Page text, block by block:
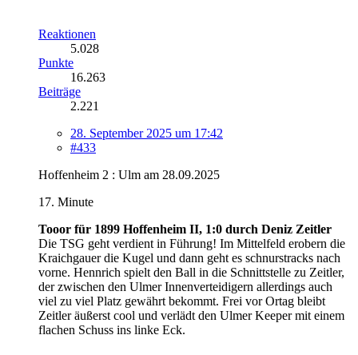
Reaktionen
5.028
Punkte
16.263
Beiträge
2.221
28. September 2025 um 17:42
#433
Hoffenheim 2 : Ulm am 28.09.2025
17. Minute
Tooor für 1899 Hoffenheim II, 1:0 durch Deniz Zeitler
Die TSG geht verdient in Führung! Im Mittelfeld erobern die
Kraichgauer die Kugel und dann geht es schnurstracks nach
vorne. Hennrich spielt den Ball in die Schnittstelle zu Zeitler,
der zwischen den Ulmer Innenverteidigern allerdings auch
viel zu viel Platz gewährt bekommt. Frei vor Ortag bleibt
Zeitler äußerst cool und verlädt den Ulmer Keeper mit einem
flachen Schuss ins linke Eck.